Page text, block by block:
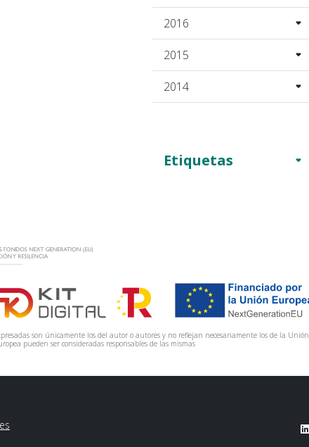
2016
2015
2014
Etiquetas
son únicamente los del autor o autores y no reflejan necesariamente los de la Unión
pueden ser consideradas responsables de las mismas